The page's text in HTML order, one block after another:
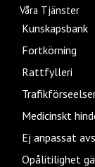
Våra Tjänster
Kunskapsbank
Fortkörning
Rattfylleri
Medicinskt
Ej anpassat
Opålitilighet